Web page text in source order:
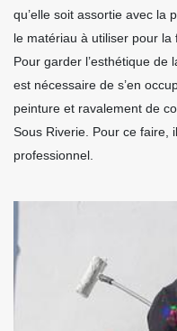
qu’elle soit assortie avec la
le matériau à utiliser pour
Pour garder l’esthétique de
est nécessaire de s’en
peinture et ravalement de
Sous Riverie. Pour ce faire,
professionnel.